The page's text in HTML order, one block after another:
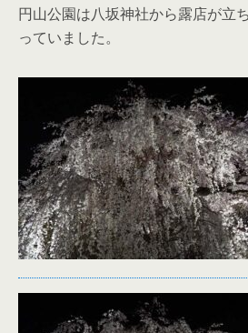
円山公園は八坂神社から露店が立
っていました。